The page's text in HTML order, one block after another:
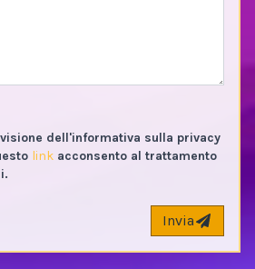
dell'informativa sulla privacy
link acconsento al trattamento
Invia